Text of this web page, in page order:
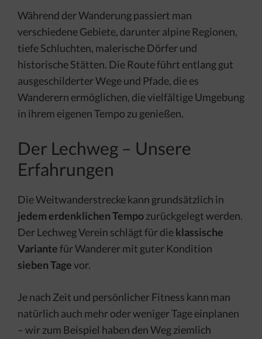
Während der Wanderung passiert man
verschiedene Gebiete, darunter alpine Regionen,
tiefe Schluchten, malerische Dörfer und
historische Stätten. Die Route führt entlang gut
ausgeschilderter Wege und Pfade, die es
Wanderern ermöglichen, die vielfältige Umgebung
in ihrem eigenen Tempo zu genießen.
Der Lechweg – Unsere
Erfahrungen
Die Weitwanderstrecke kann grundsätzlich in
jedem erdenklichen Tempozurückgelegt werden.
Der Lechweg Verein schlägt für dieklassische
Variantefür Wanderer mit guter Kondition
sieben Tagevor.
Je nach Zeit und persönlicher Fitness kann man
natürlich auch mehr oder weniger Tage einplanen
– wir zum Beispiel haben den Weg ziemlich